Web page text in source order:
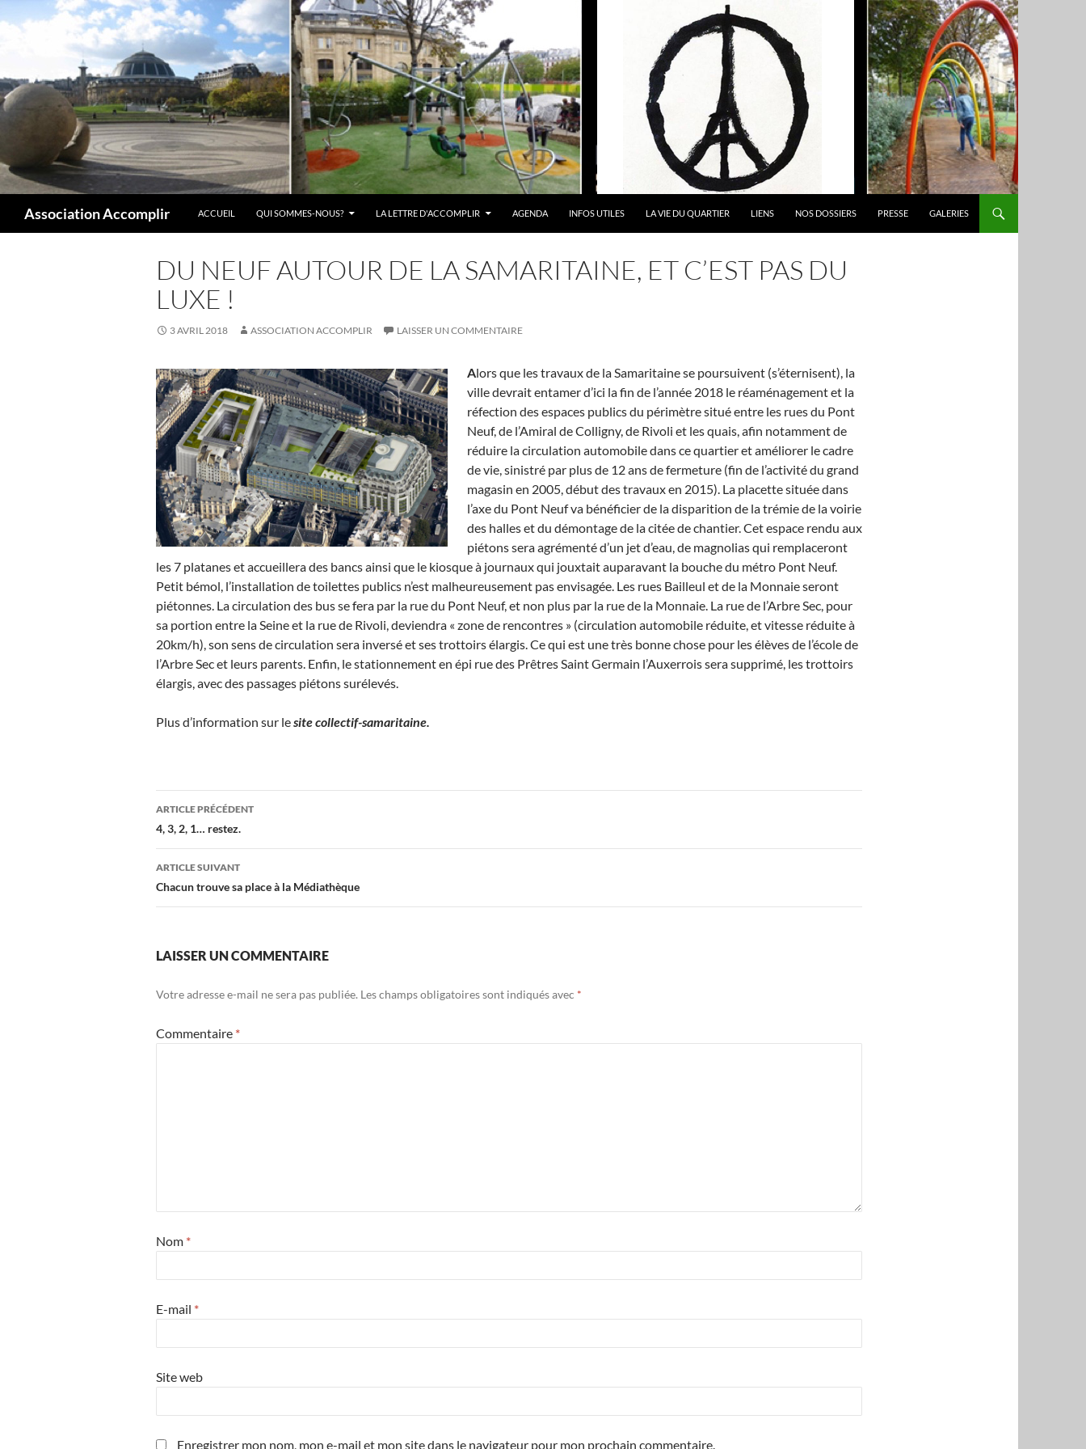
au
Association Accomplir ACCUEIL QUI SOMMES-NOUS? LA LETTRE D'ACCOMPLIR AGENDA INFOS UTILES LA VIE DU QUARTIER LIENS NOS DOSSIERS PRESSE GALERIES
DU NEUF AUTOUR DE LA SAMARITAINE, ET C’EST PAS DU
LUXE !
3 AVRIL 2018 ASSOCIATION ACCOMPLIR LAISSER UN COMMENTAIRE
Alors que les travaux de la Samaritaine se poursuivent (s’éternisent), la
ville devrait entamer d’ici la fin de l’année 2018 le réaménagement et la
réfection des espaces publics du périmètre situé entre les rues du Pont
Neuf, de l’Amiral de Colligny, de Rivoli et les quais, afin notamment de
réduire la circulation automobile dans ce quartier et améliorer le cadre
de vie, sinistré par plus de 12 ans de fermeture (fin de l’activité du grand
magasin en 2005, début des travaux en 2015). La placette située dans
l’axe du Pont Neuf va bénéficier de la disparition de la trémie de la voirie
des halles et du démontage de la citée de chantier. Cet espace rendu aux
piétons sera agrémenté d’un jet d’eau, de magnolias qui remplaceront
les 7 platanes et accueillera des bancs ainsi que le kiosque à journaux qui jouxtait auparavant la bouche du métro Pont Neuf.
Petit bémol, l’installation de toilettes publics n’est malheureusement pas envisagée. Les rues Bailleul et de la Monnaie seront
piétonnes. La circulation des bus se fera par la rue du Pont Neuf, et non plus par la rue de la Monnaie. La rue de l’Arbre Sec, pour
sa portion entre la Seine et la rue de Rivoli, deviendra « zone de rencontres » (circulation automobile réduite, et vitesse réduite à
20km/h), son sens de circulation sera inversé et ses trottoirs élargis. Ce qui est une très bonne chose pour les élèves de l’école de
l’Arbre Sec et leurs parents. Enfin, le stationnement en épi rue des Prêtres Saint Germain l’Auxerrois sera supprimé, les trottoirs
élargis, avec des passages piétons surélevés.
Plus d’information sur lesite collectif-samaritaine.
Navigation
des
articles
ARTICLE PRÉCÉDENT
4, 3, 2, 1… restez.
ARTICLE SUIVANT
Chacun trouve sa place à la Médiathèque
LAISSER UN COMMENTAIRE
Votre adresse e-mail ne sera pas publiée. Les champs obligatoires sont indiqués avec *
Commentaire *
Nom *
E-mail *
Site web
Enregistrer mon nom, mon e-mail et mon site dans le navigateur pour mon prochain commentaire.